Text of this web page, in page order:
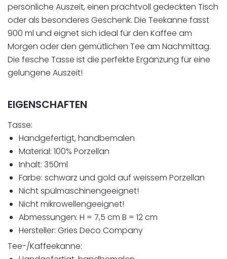
persönliche Auszeit, einen prachtvoll gedeckten Tisch
oder als besonderes Geschenk. Die Teekanne fasst
900 ml und eignet sich ideal für den Kaffee am
Morgen oder den gemütlichen Tee am Nachmittag.
Die fesche Tasse ist die perfekte Ergänzung für eine
gelungene Auszeit!
EIGENSCHAFTEN
Tasse:
Handgefertigt, handbemalen
Material: 100% Porzellan
Inhalt: 350ml
Farbe: schwarz und gold auf weissem Porzellan
Nicht spülmaschinengeeignet!
Nicht mikrowellengeeignet!
Abmessungen: H = 7,5 cm B = 12 cm
Hersteller: Gries Deco Company
Tee-/Kaffeekanne: